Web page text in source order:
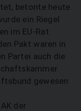
betonte heute
ein Riegel
im EU-Rat
Pakt waren in
Partei auch die
gewesen.
der